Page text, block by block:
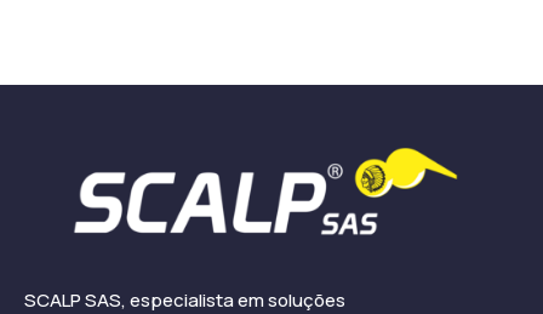
SCALP SAS, especialista em soluções